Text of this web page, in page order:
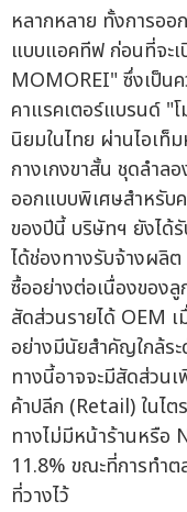
หลากหลาย ทั้งการออ
แบบแอคทีฟ ก่อนที่จะ
MOMOREI" ซึ่งเป็น
คาแรคเตอร์แบรนด์ "
นิยมในไทย ผ่านไอเท็
กางเกงขาสั้น ชุดลำล
ออกแบบพิเศษสำหรับ
ของปีนี้ บริษัทฯ ยังได้
ได้ช่องทางรับจ้างผลิ
ซื้ออย่างต่อเนื่องของลู
สัดส่วนรายได้ OEM
อย่างมีนัยสำคัญใกล้ร
ทางนี้อาจจะมีสัดส่วน
ค้าปลีก (Retail) ในไต
ทางไม่มีหน้าร้านหรื
11.8% ขณะที่การทำต
ที่วางไว้